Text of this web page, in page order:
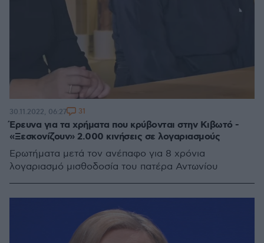
Έρευνα για τα χρήματα που κρύβονται στην Κιβωτό -
«Ξεσκονίζουν» 2.000 κινήσεις σε λογαριασμούς
Ερωτήματα μετά τον ανέπαφο για 8 χρόνια
λογαριασμό μισθοδοσία του πατέρα Αντωνίου
30.11.2022, 06:27 31